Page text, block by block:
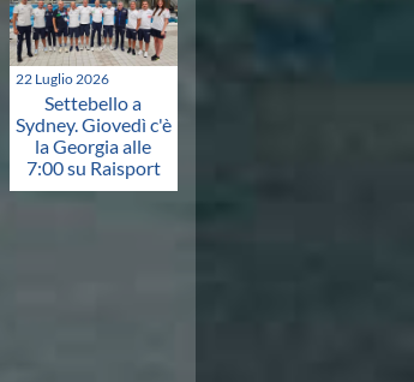
22 Luglio 2026
Settebello a
Sydney. Giovedì c'è
la Georgia alle
7:00 su Raisport